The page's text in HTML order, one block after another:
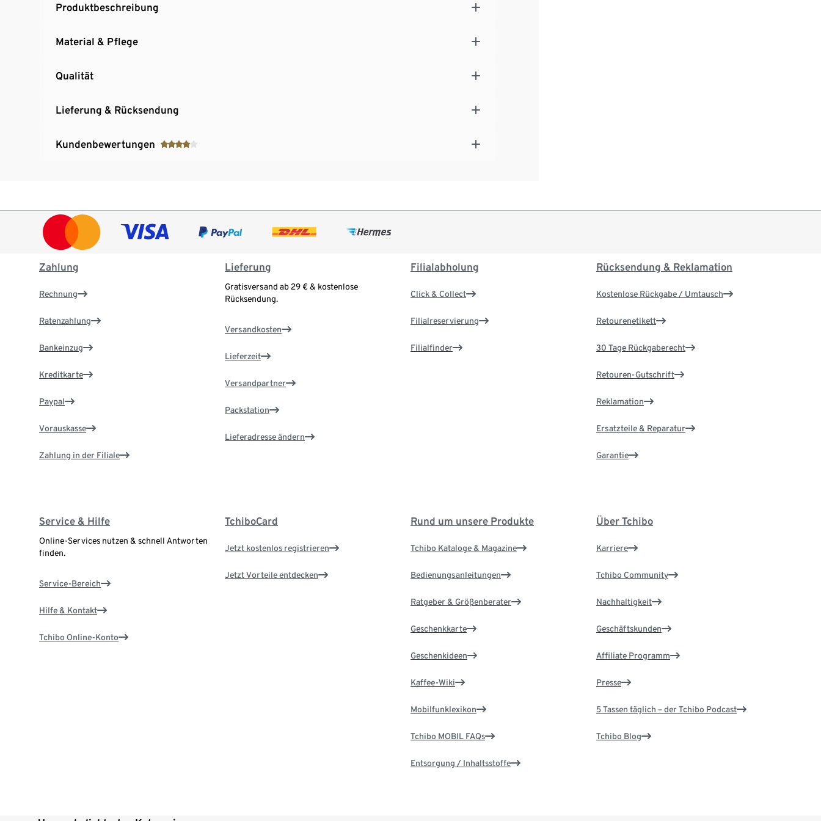
Produktbeschreibung
Material & Pflege
Qualität
Lieferung & Rücksendung
Kundenbewertungen
Zahlung
Rechnung
Ratenzahlung
Bankeinzug
Kreditkarte
Paypal
Vorauskasse
Zahlung in der Filiale
Lieferung
Gratisversand ab 29 € & kostenlose
Rücksendung.
Versandkosten
Lieferzeit
Versandpartner
Packstation
Lieferadresse ändern
Filialabholung
Click & Collect
Filialreservierung
Filialfinder
Rücksendung & Reklamation
Kostenlose Rückgabe / Umtausch
Retourenetikett
30 Tage Rückgaberecht
Retouren-Gutschrift
Reklamation
Ersatzteile & Reparatur
Garantie
Service & Hilfe
Online-Services nutzen & schnell Antworten
finden.
Service-Bereich
Hilfe & Kontakt
Tchibo Online-Konto
TchiboCard
Jetzt kostenlos registrieren
Jetzt Vorteile entdecken
Rund um unsere Produkte
Tchibo Kataloge & Magazine
Bedienungsanleitungen
Ratgeber & Größenberater
Geschenkkarte
Geschenkideen
Kaffee-Wiki
Mobilfunklexikon
Tchibo MOBIL FAQs
Entsorgung / Inhaltsstoffe
Über Tchibo
Karriere
Tchibo Community
Nachhaltigkeit
Geschäftskunden
Affiliate Programm
Presse
5 Tassen täglich – der Tchibo Podcast
Tchibo Blog